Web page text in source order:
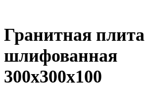
Гранитная плита
шлифованная
300х300х100